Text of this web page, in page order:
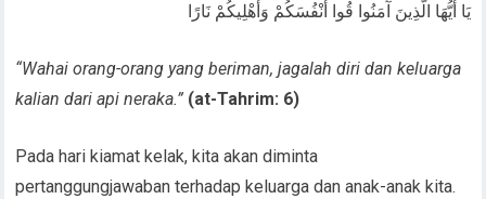
يَا أَيُّهَا الَّذِينَ آَمَنُوا قُوا أَنْفُسَكُمْ وَأَهْلِيكُمْ نَارًا
“Wahai orang-orang yang beriman, jagalah diri dan keluarga
kalian dari api neraka.” (at-Tahrim: 6)
Pada hari kiamat kelak, kita akan diminta
pertanggungjawaban terhadap keluarga dan anak-anak kita.